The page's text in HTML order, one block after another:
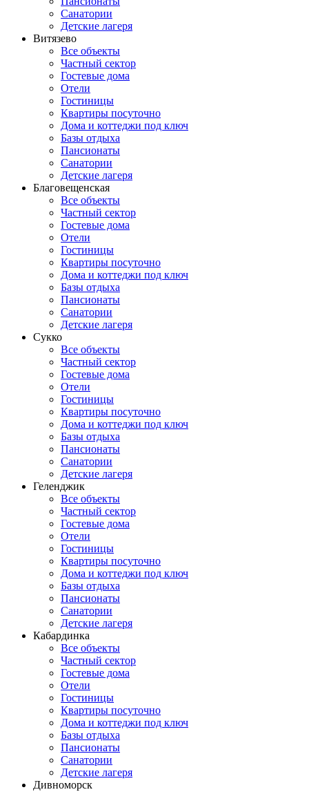
Санатории
Детские лагеря
Витязево
Все объекты
Частный сектор
Гостевые дома
Отели
Гостиницы
Квартиры посуточно
Дома и коттеджи под ключ
Базы отдыха
Пансионаты
Санатории
Детские лагеря
Благовещенская
Все объекты
Частный сектор
Гостевые дома
Отели
Гостиницы
Квартиры посуточно
Дома и коттеджи под ключ
Базы отдыха
Пансионаты
Санатории
Детские лагеря
Сукко
Все объекты
Частный сектор
Гостевые дома
Отели
Гостиницы
Квартиры посуточно
Дома и коттеджи под ключ
Базы отдыха
Пансионаты
Санатории
Детские лагеря
Геленджик
Все объекты
Частный сектор
Гостевые дома
Отели
Гостиницы
Квартиры посуточно
Дома и коттеджи под ключ
Базы отдыха
Пансионаты
Санатории
Детские лагеря
Кабардинка
Все объекты
Частный сектор
Гостевые дома
Отели
Гостиницы
Квартиры посуточно
Дома и коттеджи под ключ
Базы отдыха
Пансионаты
Санатории
Детские лагеря
Дивноморск